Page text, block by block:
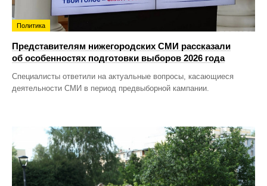
Политика
Представителям нижегородских СМИ рассказали
об особенностях подготовки выборов 2026 года
Специалисты ответили на актуальные вопросы, касающиеся
деятельности СМИ в период предвыборной кампании.